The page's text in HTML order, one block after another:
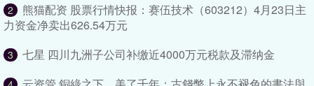
2
熊猫配资 股票行情快报：赛伍技术（603212）4月23日主
力资金净卖出626.54万元
3 七星 四川九洲子公司补缴近4000万元税款及滞纳金